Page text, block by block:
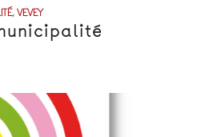
,VEVEY